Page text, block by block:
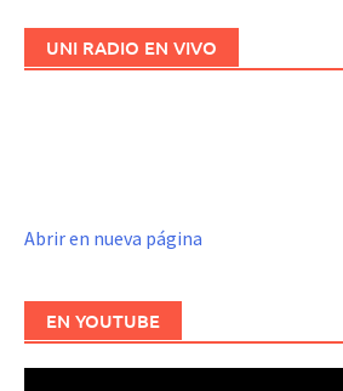
UNI RADIO EN VIVO
Abrir en nueva página
EN YOUTUBE